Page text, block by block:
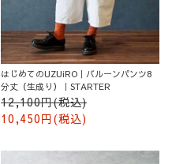
はじめてのUZUiRO｜バルーンパンツ8
分丈（生成り）｜STARTER
12,100円(税込)
10,450円(税込)